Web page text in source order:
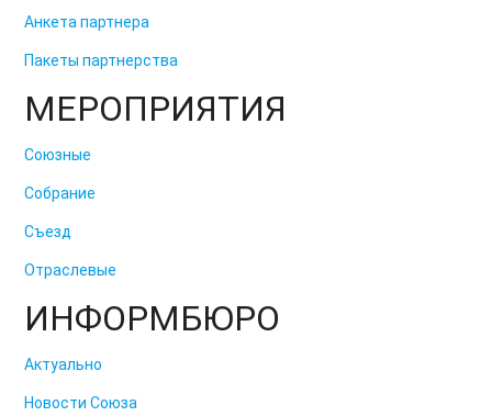
Анкета партнера
Пакеты партнерства
МЕРОПРИЯТИЯ
Союзные
Собрание
Съезд
Отраслевые
ИНФОРМБЮРО
Актуально
Новости Союза